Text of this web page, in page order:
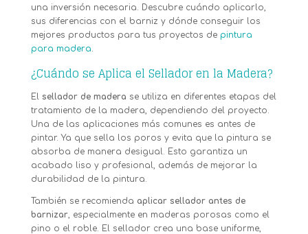
una inversión necesaria. Descubre cuándo aplicarlo,
sus diferencias con el barniz y dónde conseguir los
mejores productos para tus proyectos de pintura
para madera.
¿Cuándo se Aplica el Sellador en la Madera?
El sellador de madera se utiliza en diferentes etapas del
tratamiento de la madera, dependiendo del proyecto.
Una de las aplicaciones más comunes es antes de
pintar. Ya que sella los poros y evita que la pintura se
absorba de manera desigual. Esto garantiza un
acabado liso y profesional, además de mejorar la
durabilidad de la pintura.
También se recomienda aplicar sellador antes de
barnizar, especialmente en maderas porosas como el
pino o el roble. El sellador crea una base uniforme,